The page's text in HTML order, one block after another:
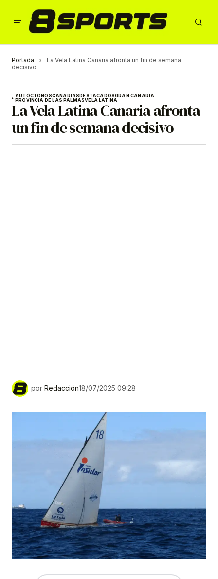
Portada
La Vela Latina Canaria afronta un fin de semana
decisivo
AUTÓCTONOSCANARIASDESTACADOSGRAN CANARIA
PROVINCIA DE LAS PALMASVELA LATINA
La Vela Latina Canaria afronta
un fin de semana decisivo
por Redacción18/07/2025 09:28